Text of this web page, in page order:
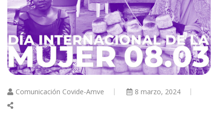
Comunicación Covide-Amve 8 marzo, 2024